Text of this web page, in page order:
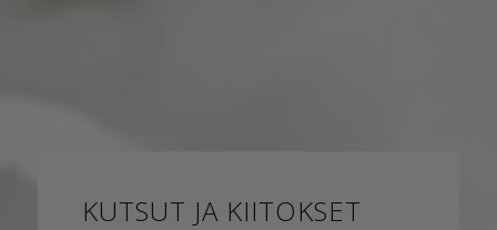
KUTSUT JA KIITOKSET